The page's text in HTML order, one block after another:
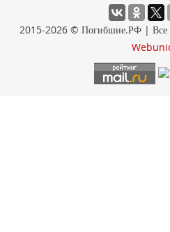
2015-2026 © Погибшие.РФ | Все